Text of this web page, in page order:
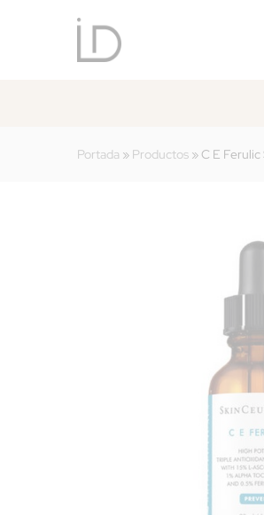
Portada » Productos » C E